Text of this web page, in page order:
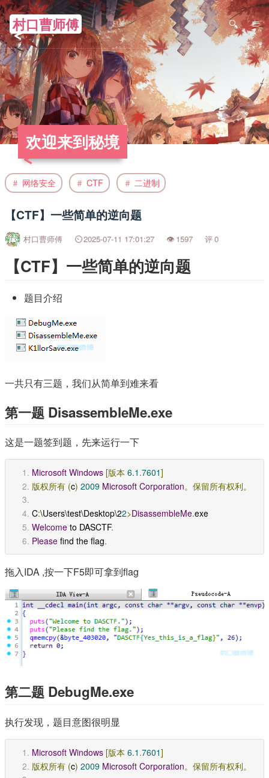
村口曹师傅 ≡
欢迎来到秘境
网络安全 CTF 二进制
【CTF】一些简单的逆向题
村口曹师傅 2025-07-11 17:01:27 1597 0
【CTF】一些简单的逆向题
题目介绍
一共只有三题，我们从简单到难来看
第一题 DisassembleMe.exe
这是一题签到题，先来运行一下
Microsoft Windows [版本 6.1 .7601]
版权所有 (c) 2009 Microsoft Corporation。保留所有权利。
C:\Users\test\Desktop\22>DisassembleMe.exe
Welcome to DASCTF.
Please find the flag.
拖入IDA ,按一下F5即可拿到flag
第二题 DebugMe.exe
执行发现，题目意图很明显
Microsoft Windows [版本 6.1 .7601]
版权所有 (c) 2009 Microsoft Corporation。保留所有权利。